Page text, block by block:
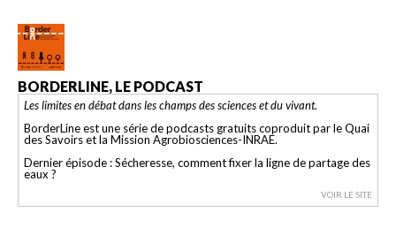
BORDERLINE, LE PODCAST
Les limites en débat dans les champs des sciences et du vivant.
BorderLine est une série de podcasts gratuits coproduit par le Quai
des Savoirs et la Mission Agrobiosciences-INRAE.
Dernier épisode : Sécheresse, comment fixer la ligne de partage des
eaux ?
VOIR LE SITE